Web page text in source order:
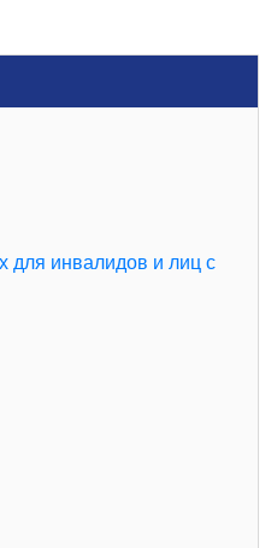
для инвалидов и лиц с